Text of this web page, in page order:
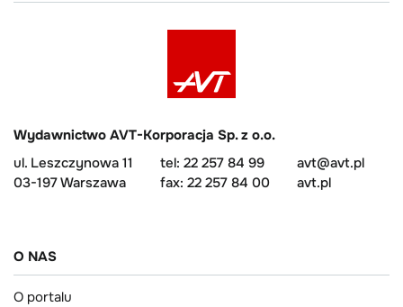
Wydawnictwo AVT-Korporacja Sp. z o.o.
ul. Leszczynowa 11
03-197 Warszawa
tel: 22 257 84 99
fax: 22 257 84 00
avt@avt.pl
avt.pl
O NAS
O portalu